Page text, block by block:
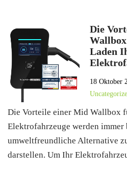
Die
Laden
18 Oktober
Die Vorteile einer Mid Wallbox
Elektrofahrzeuge werden immer
umweltfreundliche Alternative
darstellen. Um Ihr